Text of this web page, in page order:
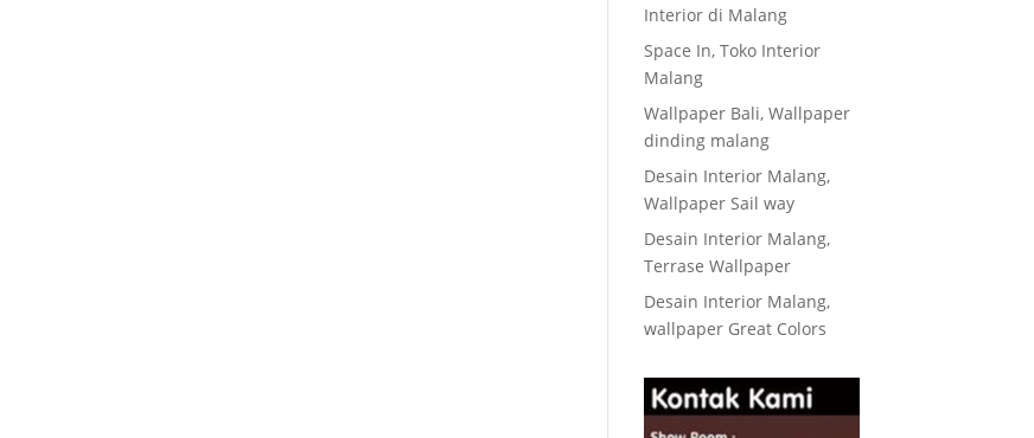
Interior di Malang
Space In, Toko Interior
Malang
Wallpaper Bali, Wallpaper
dinding malang
Desain Interior Malang,
Wallpaper Sail way
Desain Interior Malang,
Terrase Wallpaper
Desain Interior Malang,
wallpaper Great Colors